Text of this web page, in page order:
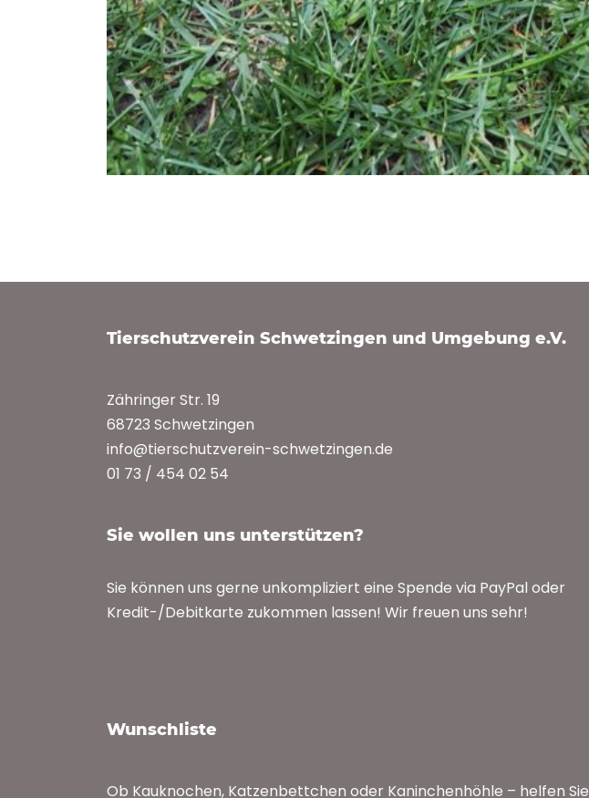
Tierschutzverein Schwetzingen und Umgebung e.V.
Zähringer Str. 19
68723 Schwetzingen
info@tierschutzverein-schwetzingen.de
01 73 / 454 02 54
Sie wollen uns unterstützen?
Sie können uns gerne unkompliziert eine Spende via PayPal oder
Kredit-/Debitkarte zukommen lassen! Wir freuen uns sehr!
Wunschliste
Ob Kauknochen, Katzenbettchen oder Kaninchenhöhle – helfen Sie